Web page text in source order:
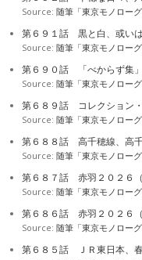
Source: 随筆「東京モノローグ
第６９１話 黒と白、或い
Source: 随筆「東京モノローグ
第６９０話 「べからず集
Source: 随筆「東京モノローグ
第６８９話 コレクション
Source: 随筆「東京モノローグ
第６８８話 高千穂線、高
Source: 随筆「東京モノローグ
第６８７話 赤羽２０２６
Source: 随筆「東京モノローグ
第６８６話 赤羽２０２６
Source: 随筆「東京モノローグ
第６８５話 ＪＲ東日本、